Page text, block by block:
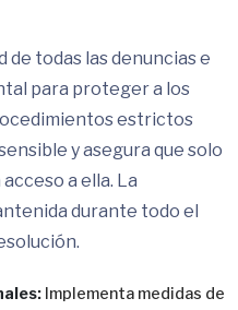
todas las denuncias e
para proteger a los
estrictos
y asegura que solo
a ella. La
durante todo el
Implementa medidas de